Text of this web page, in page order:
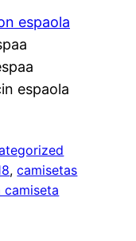
, camisetas
camiseta